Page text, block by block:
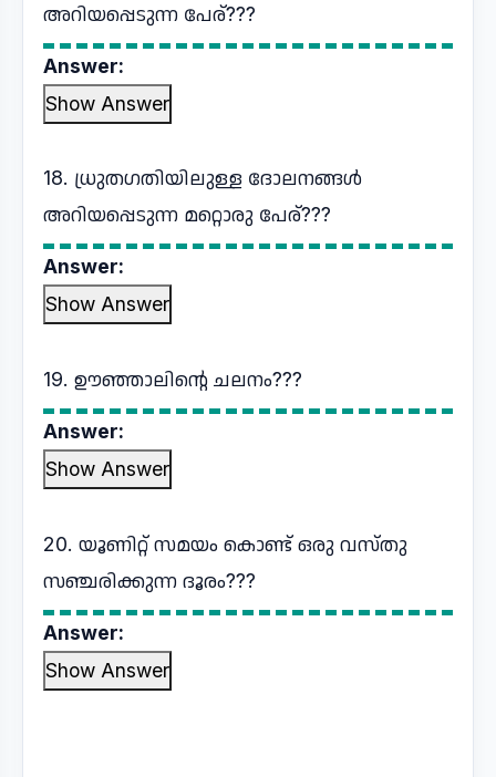
അറിയപ്പെടുന്ന പേര്???
Answer:
Show Answer
18. ധ്രുതഗതിയിലുള്ള ദോലനങ്ങൾ
അറിയപ്പെടുന്ന മറ്റൊരു പേര്???
Answer:
Show Answer
19. ഊഞ്ഞാലിന്റെ ചലനം???
Answer:
Show Answer
20. യൂണിറ്റ് സമയം കൊണ്ട് ഒരു വസ്തു
സഞ്ചരിക്കുന്ന ദൂരം???
Answer:
Show Answer